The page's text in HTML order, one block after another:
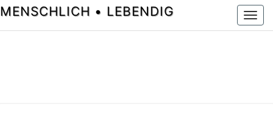
MENSCHLICH • LEBENDIG